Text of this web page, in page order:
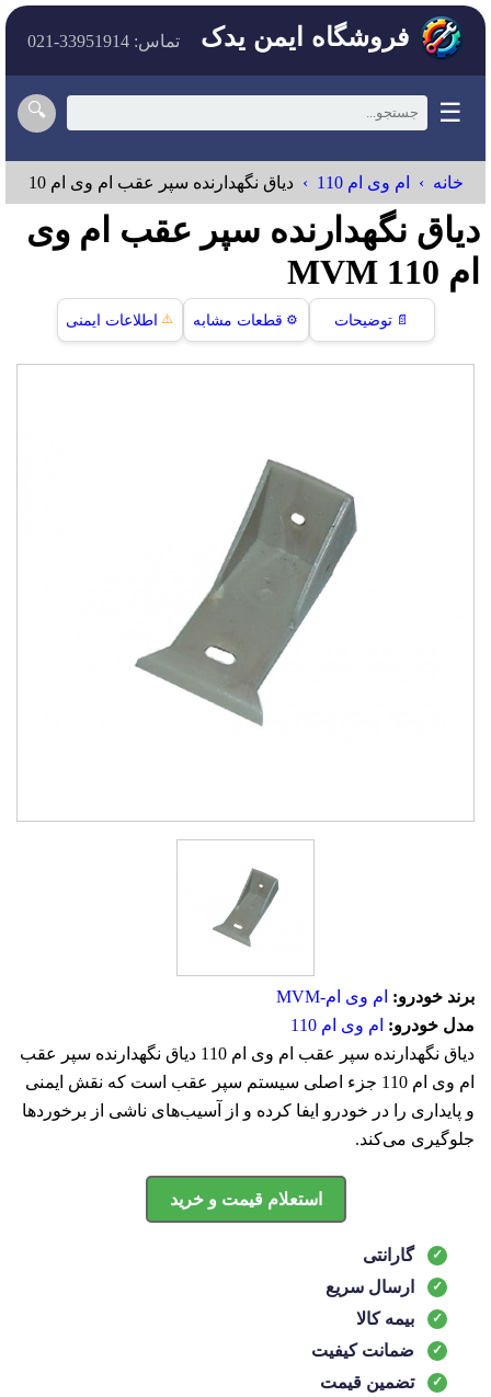
فروشگاه ایمن یدک تماس: 33951914-021
☰
🔍
خانه ام وی ام 110 دیاق نگهدارنده سپر عقب ام وی ام 110
دیاق نگهدارنده سپر عقب ام وی
ام 110 MVM
📄 توضیحات ⚙️ قطعات مشابه ⚠️ اطلاعات ایمنی
برند خودرو: ام وی ام-MVM
مدل خودرو: ام وی ام 110
دیاق نگهدارنده سپر عقب ام وی ام 110 دیاق نگهدارنده سپر عقب
ام وی ام 110 جزء اصلی سیستم سپر عقب است که نقش ایمنی
و پایداری را در خودرو ایفا کرده و از آسیب‌های ناشی از برخوردها
جلوگیری می‌کند.
استعلام قیمت و خرید
گارانتی
ارسال سریع
بیمه کالا
ضمانت کیفیت
تضمین قیمت